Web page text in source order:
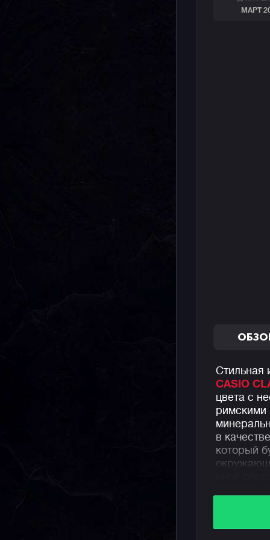
МАРТ
Стильная
CASIO
цвета с
в
который
имеют